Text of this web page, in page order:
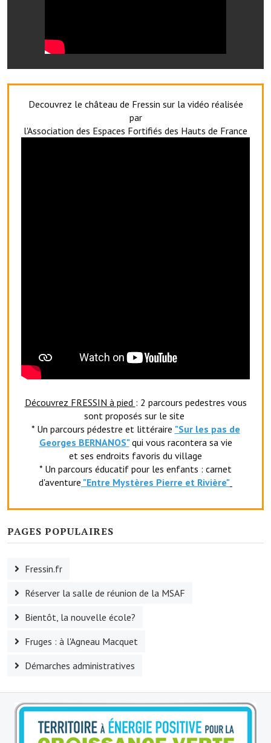
Terrains et maisons à vendre
Equipements sportifs
Commerçants, artisans
Village culturel
La troupe théâtrale de l'Avenir Fressinois
Les Amis du Patrimoine
L'association du château
Le foyer rural
Le club de l'amitié
Le comité des fêtes
L'association des anciens combattants
L'association des anciens sapeurs-pompiers volontaires
Village sportif
La société de chasse
La société de pêche
Decouvrez le château de Fressin sur la vidéo réalisée
par
l'Association des Espaces Fortifiés des Hauts de France
Découvrez FRESSIN à pied : 2 parcours pedestres vous
sont proposés sur le site
* Un parcours pédestre et littéraire "Sur les pas de
Georges BERNANOS" qui vous racontera sa vie
et ses endroits favoris du village
* Un parcours éducatif pour les enfants : carnet
d'aventure "Entre Mystères Pierre et Rivière"
PAGES POPULAIRES
Fressin.fr
Réserver la salle de réunion de la MSAF
Bientôt, la nouvelle école?
Fruges : à l'Agneau Macquet
Démarches administratives